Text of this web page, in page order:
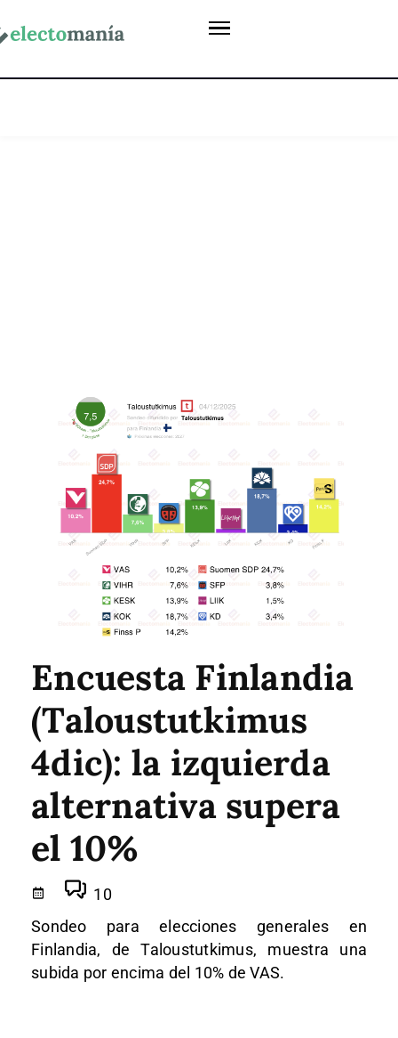
Encuesta Finlandia
(Taloustutkimus
4dic): la izquierda
alternativa supera
el 10%
10
Sondeo para elecciones generales en
Finlandia, de Taloustutkimus, muestra una
subida por encima del 10% de VAS.